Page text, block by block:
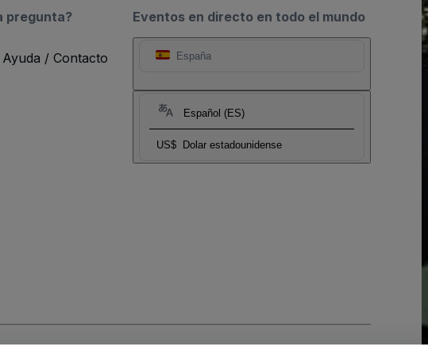
Eventos en directo en todo el mundo
España
Español (ES)
US$ Dolar estadounidense
pregunta?
/ Contacto